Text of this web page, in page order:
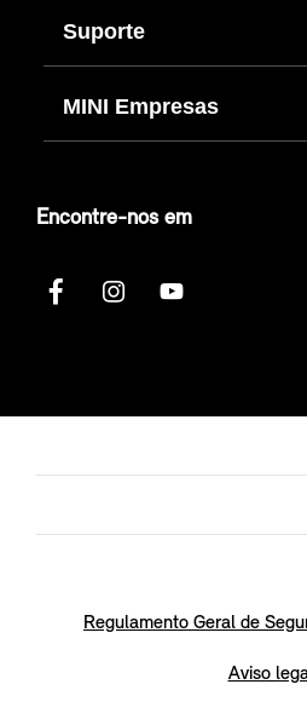
Suporte
MINI Empresas
Encontre-nos em
Regulamento Geral de
Aviso